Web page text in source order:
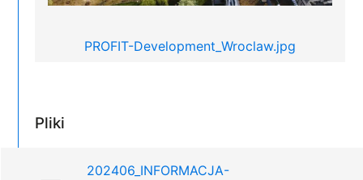
PROFIT-Development_Wroclaw.jpg
Pliki
202406_INFORMACJA-